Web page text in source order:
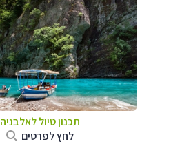
תכנון טיול לאלבניה
לחץ לפרטים